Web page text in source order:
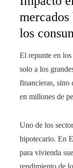
los
El repunte en
solo a los
financieras, sino
en millones de
Uno de los
hipotecario. En
para vivienda